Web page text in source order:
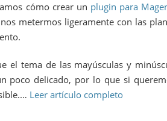
>
>
>
>
>
</use>
cómo crear un plugin para
metermos ligeramente con las
el tema de las mayúsculas y
poco delicado, por lo que si
Leer artículo completo